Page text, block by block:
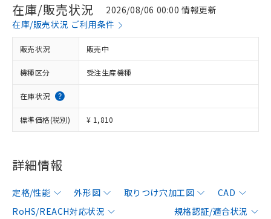
在庫/販売状況
2026/08/06 00:00 情報更新
在庫/販売状況 ご利用条件
販売状況 販売中
機種区分 受注生産機種
在庫状況
標準価格(税別) ¥ 1,810
詳細情報
定格/性能 外形図 取りつけ穴加工図
CAD
RoHS/REACH対応状況
規格認証/適合状況